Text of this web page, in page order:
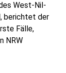
West-Nil-
berichtet der
Fälle,
NRW